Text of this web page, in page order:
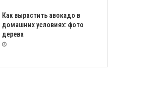
Как вырастить авокадо в
домашних условиях: фото
дерева